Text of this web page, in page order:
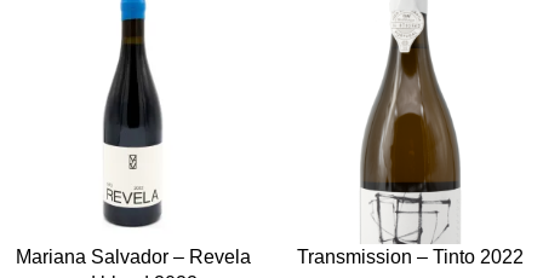
Mariana Salvador – Revela
Transmission – Tinto 2022